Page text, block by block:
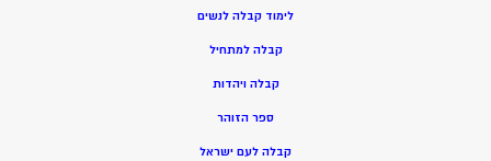
לימוד קבלה לנשים
קבלה למתחיל
קבלה ויהדות
ספר הזוהר
קבלה לעם ישראל